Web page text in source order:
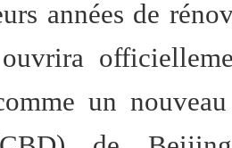
années de
un